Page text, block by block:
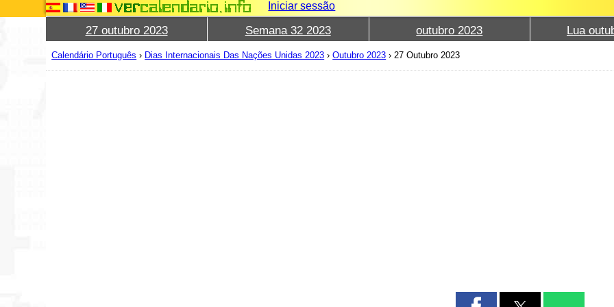
Iniciar sessão
27 outubro 2023 Semana 32 2023 outubro 2023 Lua
Calendário Português › Dias Internacionais Das Nações Unidas 2023 ›Outubro 2023 ›27 Outubro 2023